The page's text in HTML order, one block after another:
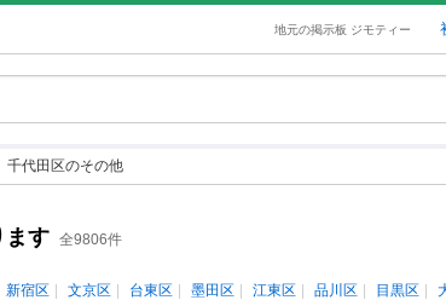
地元の掲示板 ジモティー
千代田区のその他
ます 全9806件
新宿区 文京区 台東区 墨田区 江東区 品川区 目黒区